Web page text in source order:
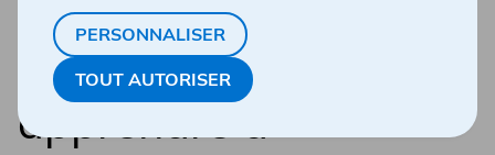
PERSONNALISER
TOUT AUTORISER
4 signes pour
apprendre à